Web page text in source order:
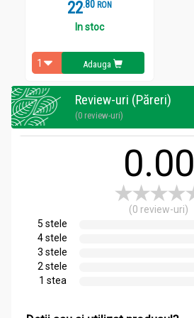
22.8 RON
In stoc
Adauga
Review-uri (Păreri)
(0 review-uri)
0.00
(0 review-uri)
5 stele
4 stele
3 stele
2 stele
1 stea